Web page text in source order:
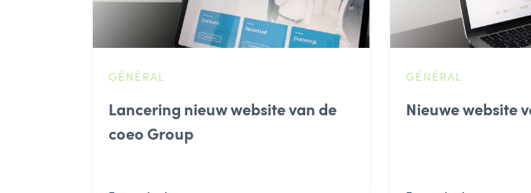
GÉNÉRAL
Lancering nieuw website van de
coeo Group
GÉNÉRAL
Nieuwe website